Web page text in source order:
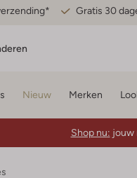
Gratis 30
Nieuw Merken
Shop nu: jouw